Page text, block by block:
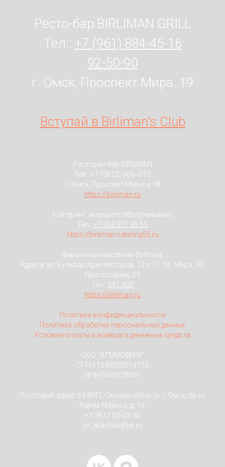
Ресто-бар BIRLIMAN GRILL
Тел.: +7 (961) 884-45-16
92-50-90
г. Омск, Проспект Мира. 19
Вступай в Birliman's Club
Ресторан-бар BIRLIMAN
Тел.: +7 (3812) 900‒010
г. Омск, Проспект Маркса 18
https://birliman.ru
Кейтеринг, выездное обслуживание:
Тел.:
+7 903 927 95 55
https://birliman-catering55.ru
Фирменные магазины Birlimag:
Адреса: ул. Бульвар Архитекторов, 12 и 13. Пр. Мира, 96,
Пригородная, 23
Тел.: 381-800
https://birlimag.ru
Политика конфиденциальности
Политика обработки персональных данных
Условия оплаты и возврата денежных средств
ООО "АТМОСФЕРА"
ОГРН 1245500014715
ИНН 5503278097
Почтовый адрес: 644042, Омская область, г Омск, пр-кт
Карла Маркса, д. 18
+7 3812 53-03-30
pr_atlantida@bk.ru